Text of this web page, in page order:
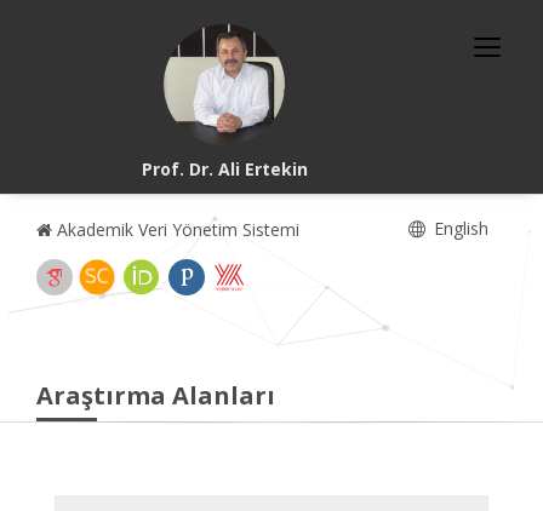
Prof. Dr. Ali Ertekin
Akademik Veri Yönetim Sistemi English
Araştırma Alanları